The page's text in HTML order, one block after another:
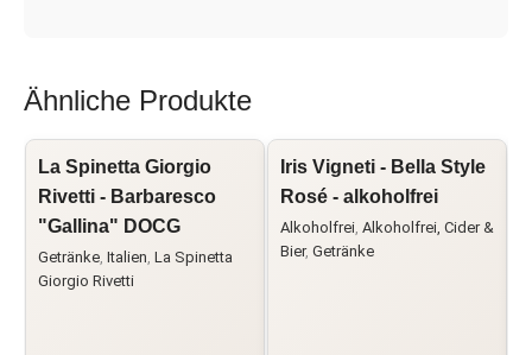
Ähnliche Produkte
La Spinetta Giorgio
Rivetti - Barbaresco
"Gallina" DOCG
Getränke Italien La Spinetta
Giorgio Rivetti
Iris Vigneti - Bella Style
Rosé - alkoholfrei
Alkoholfrei Alkoholfrei, Cider &
Bier, Getränke